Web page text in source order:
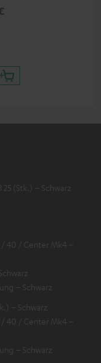
erhältlich
(Stk.) – Schwarz
/ 40 / Center Mk4 –
– Schwarz
– Schwarz
/ 40 / Center Mk4 –
– Schwarz